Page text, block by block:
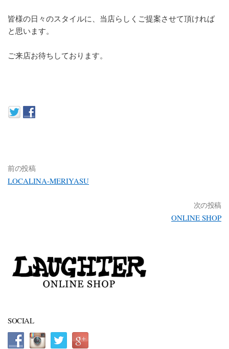
皆様の日々のスタイルに、当店らしくご提案させて頂ければ
と思います。
ご来店お待ちしております。
前の投稿
LOCALINA-MERIYASU
次の投稿
ONLINE SHOP
SOCIAL